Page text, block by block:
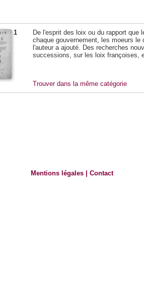
1
De l'esprit des loix ou du rapport
chaque gouvernement, les moeurs
l'auteur a ajouté. Des recherches
successions, sur les loix françoises,
Trouver dans la même catégorie
Mentions légales |Contact